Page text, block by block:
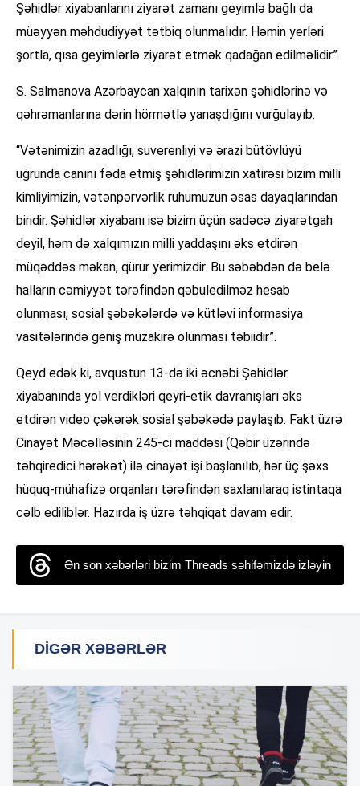
Şəhidlər xiyabanlarını ziyarət zamanı geyimlə bağlı da
müəyyən məhdudiyyət tətbiq olunmalıdır. Həmin yerləri
şortla, qısa geyimlərlə ziyarət etmək qadağan edilməlidir”.
S. Salmanova Azərbaycan xalqının tarixən şəhidlərinə və
qəhrəmanlarına dərin hörmətlə yanaşdığını vurğulayıb.
“Vətənimizin azadlığı, suverenliyi və ərazi bütövlüyü
uğrunda canını fəda etmiş şəhidlərimizin xatirəsi bizim milli
kimliyimizin, vətənpərvərlik ruhumuzun əsas dayaqlarından
biridir. Şəhidlər xiyabanı isə bizim üçün sadəcə ziyarətgah
deyil, həm də xalqımızın milli yaddaşını əks etdirən
müqəddəs məkan, qürur yerimizdir. Bu səbəbdən də belə
halların cəmiyyət tərəfindən qəbuledilməz hesab
olunması, sosial şəbəkələrdə və kütləvi informasiya
vasitələrində geniş müzakirə olunması təbiidir”.
Qeyd edək ki, avqustun 13-də iki əcnəbi Şəhidlər
xiyabanında yol verdikləri qeyri-etik davranışları əks
etdirən video çəkərək sosial şəbəkədə paylaşıb. Fakt üzrə
Cinayət Məcəlləsinin 245-ci maddəsi (Qəbir üzərində
təhqiredici hərəkət) ilə cinayət işi başlanılıb, hər üç şəxs
hüquq-mühafizə orqanları tərəfindən saxlanılaraq istintaqa
cəlb ediliblər. Hazırda iş üzrə təhqiqat davam edir.
Ən son xəbərləri bizim Threads səhifəmizdə izləyin
DIGƏR XƏBƏRLƏR